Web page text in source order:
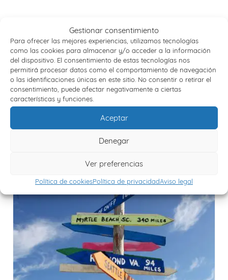
Gestionar consentimiento
Para ofrecer las mejores experiencias, utilizamos tecnologías
como las cookies para almacenar y/o acceder a la información
del dispositivo. El consentimiento de estas tecnologías nos
permitirá procesar datos como el comportamiento de navegación
o las identificaciones únicas en este sitio. No consentir o retirar el
consentimiento, puede afectar negativamente a ciertas
características y funciones.
Aceptar
Denegar
Ver preferencias
Política de cookiesPolítica de privacidadAviso legal
EngrupoViajes,los viajes de San Pablo ,Peregrinación,Turismo Cultural,Turismo
religioso,Viajar por España ,viajes con amigos, viajes con familias, viajes en grupo
Anterior entrada Siguiente entrada
Publicaciones similares